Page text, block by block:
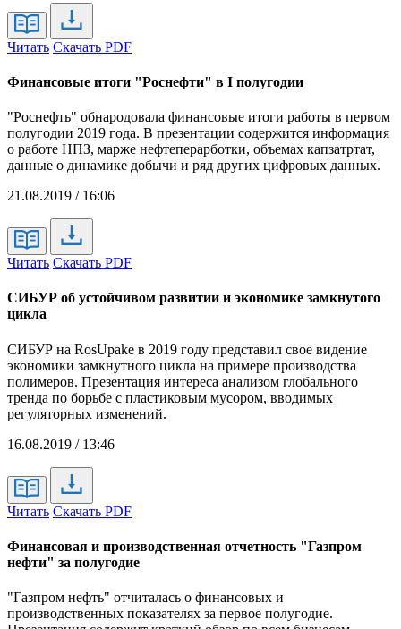
Читать Скачать PDF
Финансовые итоги "Роснефти" в I полугодии
"Роснефть" обнародовала финансовые итоги работы в первом
полугодии 2019 года. В презентации содержится информация
о работе НПЗ, марже нефтеперарботки, объемах капзатртат,
данные о динамике добычи и ряд других цифровых данных.
21.08.2019 / 16:06
Читать Скачать PDF
СИБУР об устойчивом развитии и экономике замкнутого
цикла
СИБУР на RosUpake в 2019 году представил свое видение
экономики замкнутного цикла на примере производства
полимеров. Презентация интереса анализом глобального
тренда по борьбе с пластиковым мусором, вводимых
регуляторных изменений.
16.08.2019 / 13:46
Читать Скачать PDF
Финансовая и производственная отчетность "Газпром
нефти" за полугодие
"Газпром нефть" отчиталась о финансовых и
производственных показателях за первое полугодие.